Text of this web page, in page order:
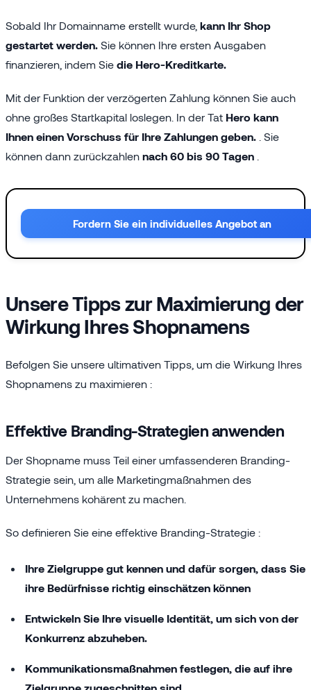
Sobald Ihr Domainname erstellt wurde, kann Ihr Shop
gestartet werden. Sie können Ihre ersten Ausgaben
finanzieren, indem Sie die Hero-Kreditkarte.
Mit der Funktion der verzögerten Zahlung können Sie auch
ohne großes Startkapital loslegen. In der Tat Hero kann
Ihnen einen Vorschuss für Ihre Zahlungen geben.
. Sie
können dann zurückzahlen nach 60 bis 90 Tagen
Fordern Sie ein individuelles Angebot an
Unsere Tipps zur Maximierung der
Wirkung Ihres Shopnamens
Befolgen Sie unsere ultimativen Tipps, um die Wirkung Ihres
Shopnamens zu maximieren :
Effektive Branding-Strategien anwenden
Der Shopname muss Teil einer umfassenderen Branding-
Strategie sein, um alle Marketingmaßnahmen des
Unternehmens kohärent zu machen.
So definieren Sie eine effektive Branding-Strategie :
Ihre Zielgruppe gut kennen und dafür sorgen, dass Sie
ihre Bedürfnisse richtig einschätzen können
Entwickeln Sie Ihre visuelle Identität, um sich von der
Konkurrenz abzuheben.
Kommunikationsmaßnahmen festlegen, die auf ihre